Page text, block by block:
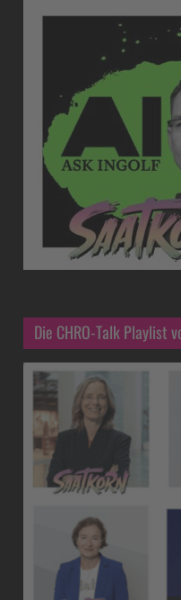
Die CHRO-Talk Playlist